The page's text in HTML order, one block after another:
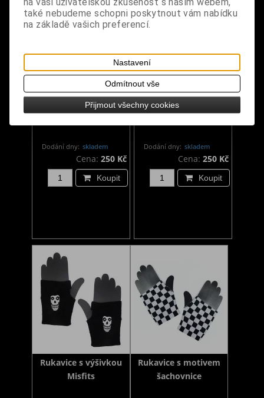
Gotické rukavice bílo-
černé s lebkou
Dodání dny: skladem
Cena: 250 Kč
Koupit
Gotické rukavice s
gamblerem
Dodání dny: skladem
Cena: 250 Kč
Koupit
Rukavice s výšivkou
Misfits
Rukavice s motivem
šachovnice
také nebudeme schopni poskytnout vám nabídku
na základě vašich preferencí.
Nastavení
Odmítnout vše
Přijmout všechny cookies